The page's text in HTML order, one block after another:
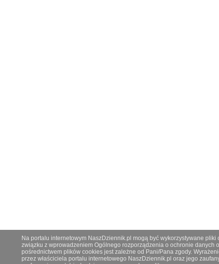
Na portalu internetowym NaszDziennik.pl mogą być wykorzystywane
związku z wprowadzeniem Ogólnego rozporządzenia o ochronie danych
pośrednictwem plików cookies jest zależne od Pani/Pana zgody.
przez właściciela portalu internetowego NaszDziennik.pl oraz jego